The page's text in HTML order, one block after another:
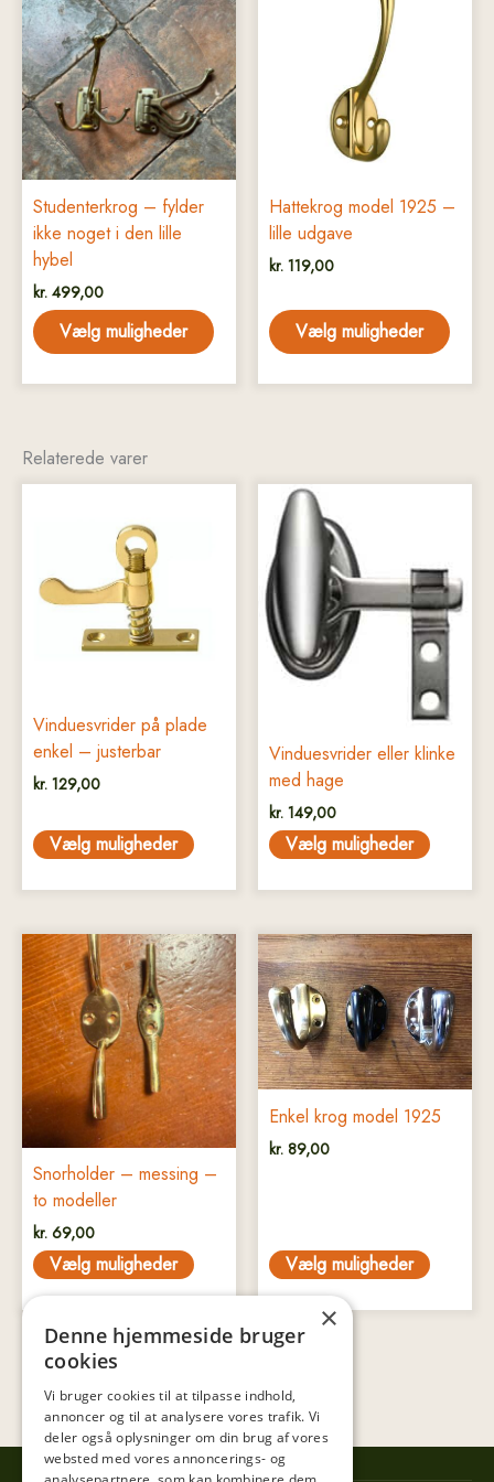
Studenterkrog – fylder
ikke noget i den lille
hybel
kr. 499,00
Vælg muligheder
har
flere
varianter.
Mulighederne
kan
vælges
varesiden
Hattekrog model 1925 –
lille udgave
kr. 119,00
Vælg muligheder
Mulighederne
varesiden
Relaterede varer
Vinduesvrider på plade
enkel – justerbar
kr. 129,00
Vælg muligheder
flere
varianter.
Mulighederne
varesiden
Vinduesvrider eller klinke
med hage
kr. 149,00
Vælg muligheder
Dette
vare
har
flere
varianter.
Mulighederne
kan
vælges
Snorholder – messing –
to modeller
kr. 69,00
Vælg muligheder
Dette
vare
har
flere
varianter.
Mulighederne
kan
vælges
varesiden
Enkel krog model 1925
kr. 89,00
Vælg muligheder
Dette
vare
har
flere
varianter.
Mulighederne
kan
vælges
på
×
Denne hjemmeside bruger
cookies
Vi bruger cookies til at tilpasse indhold,
annoncer og til at analysere vores trafik. Vi
deler også oplysninger om din brug af vores
websted med vores annoncerings- og